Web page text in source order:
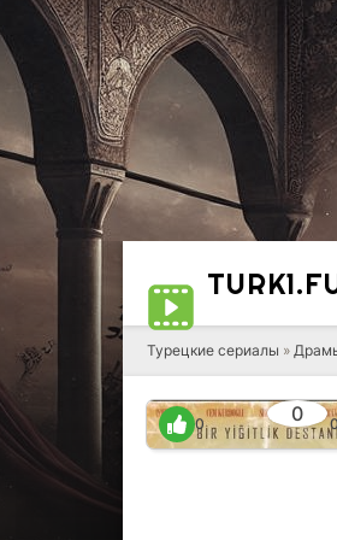
TURK1.
Турецкие сериалы »
0
0